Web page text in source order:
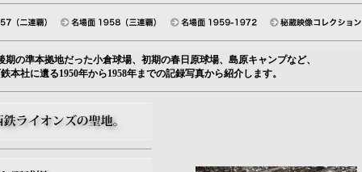
の準本拠地だった小倉球場、初期の春日原球場、島原キャンプなど、
社に遺る1950年から1958年までの記録写真から紹介します。